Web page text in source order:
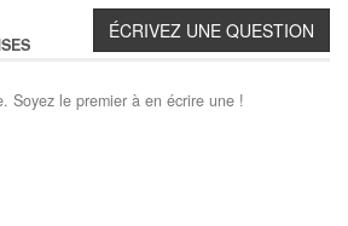
Soyez le premier à en écrire une !